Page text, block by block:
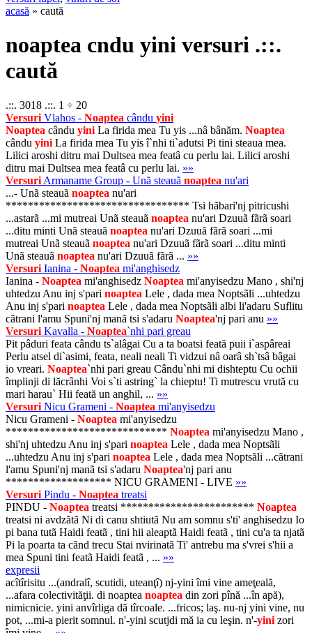
acasă » caută
noaptea cndu yini versuri .::.
caută
.::. 3018 .::. 1 ÷ 20
Versuri Vlahos - Noaptea cându yini
Noaptea cându yini La firida mea Tu yis ...nâ bânăm. Noaptea
cându yini La firida mea Tu yis î`nhi ti`adutsi Pi tini steaua mea.
Lilici aroshi ditru mai Dultsea mea featâ cu perlu lai. Lilici aroshi
ditru mai Dultsea mea featâ cu perlu lai. »»
Versuri Armaname Group - Unã steauã noaptea nu'ari
...- Unã steauã noaptea nu'ari
********************************* Tsi hãbari'nj pitricushi
...astarã ...mi mutreai Unã steauã noaptea nu'ari Dzuuã fãrã soari
...ditu minti Unã steauã noaptea nu'ari Dzuuã fãrã soari ...mi
mutreai Unã steauã noaptea nu'ari Dzuuã fãrã soari ...ditu minti
Unã steauã noaptea nu'ari Dzuuã fãrã ... »»
Versuri Ianina - Noaptea mi'anghisedz
Ianina - Noaptea mi'anghisedz Noaptea mi'anyisedzu Mano , shi'nj
uhtedzu Anu inj s'pari noaptea Lele , dada mea Noptsãli ...uhtedzu
Anu inj s'pari noaptea Lele , dada mea Noptsãli albi li'adaru Suflitu
cãtrani l'amu Spuni'nj manã tsi s'adaru Noaptea'nj pari anu »»
Versuri Kavalla - Noaptea`nhi pari greau
Pit pâduri feata cându ts`alâgai Cu a ta boatsi feată puii i`aspâreai
Perlu atsel di`asimi, feata, neali neali Ti vidzui nâ oarâ sh`tsâ bâgai
io vreari. Noaptea`nhi pari greau Cându`nhi mi dishteptu Cu ochii
împlinji di lăcrânhi Voi s`ti astring` la chieptu! Ti mutrescu vrută cu
mari harau` Hii feată un anghil, ... »»
Versuri Nicu Grameni - Noaptea mi'anyisedzu
Nicu Grameni - Noaptea mi'anyisedzu
***************************** Noaptea mi'anyisedzu Mano ,
shi'nj uhtedzu Anu inj s'pari noaptea Lele , dada mea Noptsãli
...uhtedzu Anu inj s'pari noaptea Lele , dada mea Noptsãli ...cãtrani
l'amu Spuni'nj manã tsi s'adaru Noaptea'nj pari anu
******************* NICU GRAMENI - LIVE »»
Versuri Pindu - Noaptea treatsi
PINDU - Noaptea treatsi ************************ Noaptea
treatsi ni avdzãtã Ni di canu shtiutã Nu am somnu s'ti' anghisedzu Io
pi bana tutã Haidi featã , tini hii aleaptã Haidi featã , tini cu'a ta njatã
Pi la poarta ta cãnd trecu Stai nvirinatã Ti' antrebu ma s'vrei s'hii a
mea Spuni tini featã Haidi featã , ... »»
expresii
acîtîrisitu ...(andralî, scutidi, uteanţî) nj-yini îmi vine ameţeală,
...afara colectivităţii. di noaptea noaptea din zori pînă ...în apă),
nimicnicie. yini anvîrliga dă tîrcoale. ...fricos; laş. nu-nj yini vine, nu
pot, ...mi-a pierit somnul. n'-yini scutjdi mă ia cu leşin. n'-yini zori